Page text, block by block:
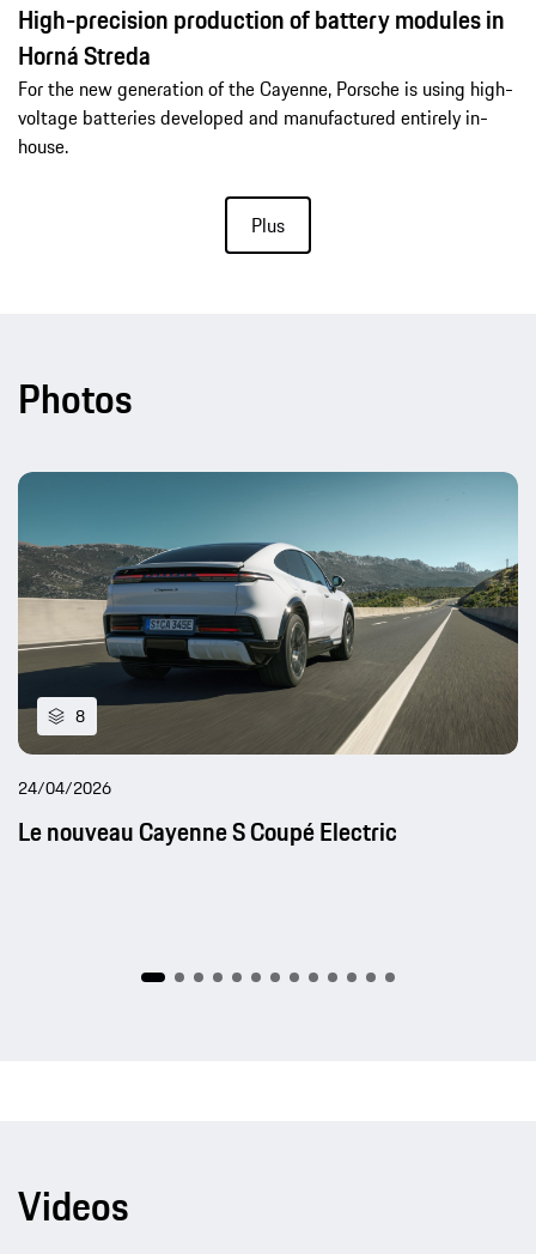
High-precision production of battery modules in
Horná Streda
For the new generation of the Cayenne, Porsche is using high-
voltage batteries developed and manufactured entirely in-
house.
Plus
Photos
8
24/04/2026
Le nouveau Cayenne S Coupé Electric
Videos